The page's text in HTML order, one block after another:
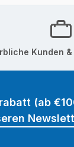
Kunden
(ab